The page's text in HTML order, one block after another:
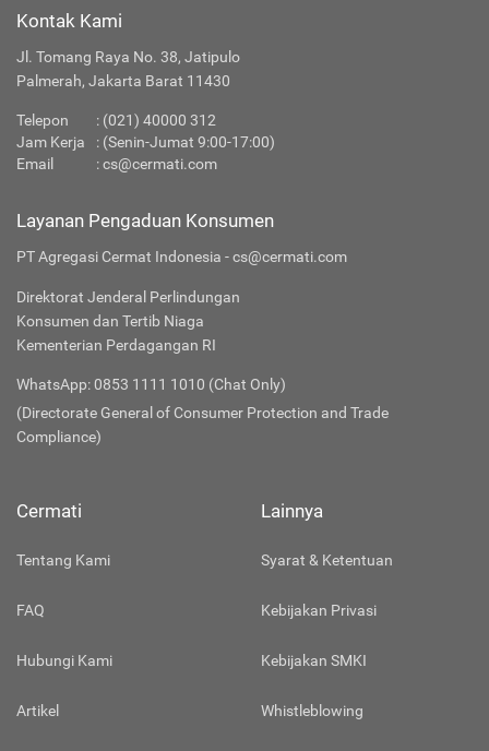
Kontak Kami
Jl. Tomang Raya No. 38, Jatipulo
Palmerah, Jakarta Barat 11430
Telepon : (021) 40000 312
Jam Kerja
: (Senin-Jumat 9:00-17:00)
Email
:cs@cermati.com
Layanan Pengaduan Konsumen
PT Agregasi Cermat Indonesia - cs@cermati.com
Direktorat Jenderal Perlindungan
Konsumen dan Tertib Niaga
Kementerian Perdagangan RI
WhatsApp: 0853 1111 1010 (Chat Only)
(Directorate General of Consumer Protection and Trade
Compliance)
Cermati
Tentang Kami
FAQ
Hubungi Kami
Artikel
Lainnya
Syarat & Ketentuan
Kebijakan Privasi
Kebijakan SMKI
Whistleblowing